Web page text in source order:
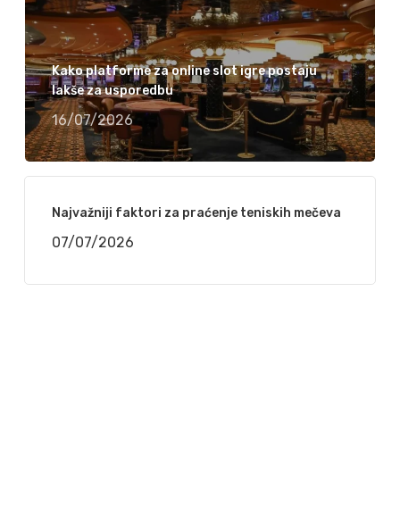
Kako platforme za online slot igre postaju
lakše za usporedbu
16/07/2026
Najvažniji faktori za praćenje teniskih mečeva
07/07/2026